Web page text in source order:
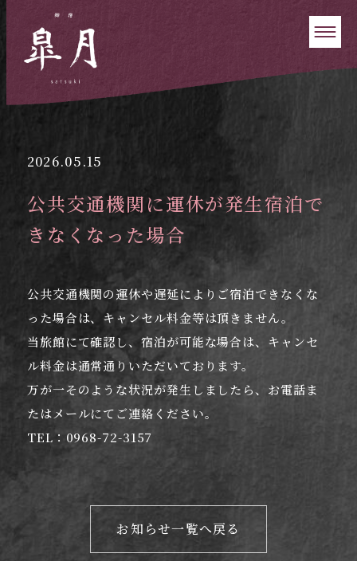
2026.05.15
公共交通機関に運休が発生宿泊で
きなくなった場合
公共交通機関の運休や遅延によりご宿泊できなくな
った場合は、キャンセル料金等は頂きません。
当旅館にて確認し、宿泊が可能な場合は、キャンセ
ル料金は通常通りいただいております。
万が一そのような状況が発生しましたら、お電話ま
たはメールにてご連絡ください。
TEL：0968-72-3157
お知らせ一覧へ戻る